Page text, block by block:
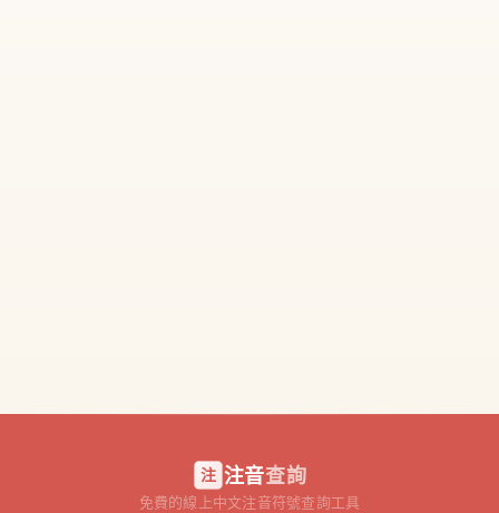
注 注音查詢
免費的線上中文注音符號查詢工具